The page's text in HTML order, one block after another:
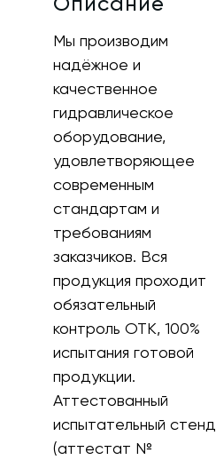
Мы производим
надёжное и
качественное
гидравлическое
оборудование,
удовлетворяющее
современным
стандартам и
требованиям
заказчиков. Вся
продукция проходит
обязательный
контроль ОТК, 100%
испытания готовой
продукции.
Аттестованный
испытательный стенд
(аттестат №